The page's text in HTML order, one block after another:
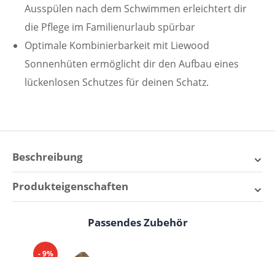
Ausspülen nach dem Schwimmen erleichtert dir
die Pflege im Familienurlaub spürbar
Optimale Kombinierbarkeit mit Liewood
Sonnenhüten ermöglicht dir den Aufbau eines
lückenlosen Schutzes für deinen Schatz.
Beschreibung
Liewood Noah Badeshirt –
Zuverlässiger Schutz für
sonnige Tage
Liewood Noah Badeshirt
Produkteigenschaften
4-5 Jahre, 5-6 Jahre, 6+ Jahre, 6-12 Monate,
12-18 Monate, 18-24 Monate
Produktgalerie überspringen
Passendes Zubehör
- 9%